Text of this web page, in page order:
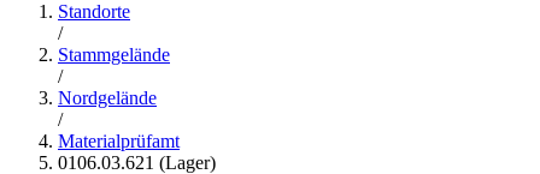
Standorte
/
Stammgelände
/
Nordgelände
/
Materialprüfamt
0106.03.621 (Lager)